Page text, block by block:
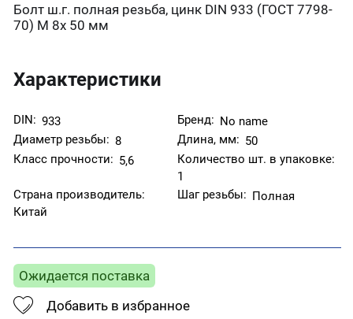
Болт ш.г. полная резьба, цинк DIN 933 (ГОСТ 7798-
70) М 8х 50 мм
Характеристики
DIN: 933 Бренд: No name
Диаметр резьбы: 8 Длина, мм: 50
Класс прочности: 5,6
Количество шт. в упаковке:
1
Страна производитель:
Китай
Шаг резьбы: Полная
Ожидается поставка
Добавить в избранное